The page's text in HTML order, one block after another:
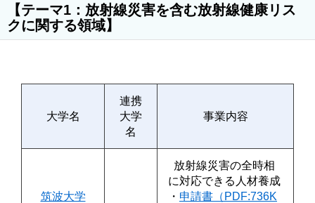
【テーマ1：放射線災害を含む放射線健康リス
クに関する領域】
大学名
連携
大学
名
事業内容
筑波大学
放射線災害の全時相
に対応できる人材養成
・ 申請書（PDF:736K